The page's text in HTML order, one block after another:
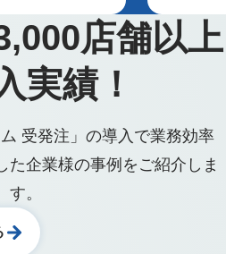
店舗以上
実績！
受発注」の導入で業務効率
た企業様の事例をご紹介しま
す。